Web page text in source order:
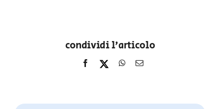
condividi l'articolo